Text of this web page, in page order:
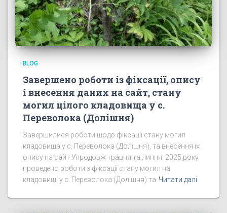
BLOG
Завершено роботи із фіксації, опису
і внесення даних на сайт, стану
могил цілого кладовища у с.
Переволока (Долішня)
Завершилися роботи щодо фіксації стану могил
кладовища у с. Переволока (Долішня), та внесення їх
опису на сайт Упродовж травня та липня 2025 року
проведено роботи з фіксації стану могил на
кладовищі у с. Переволока (Долішня) та Читати далі